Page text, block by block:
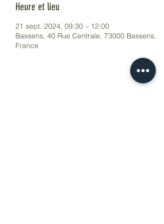
Heure et lieu
21 sept. 2024, 09:30 – 12:00
Bassens, 40 Rue Centrale, 73000 Bassens,
France